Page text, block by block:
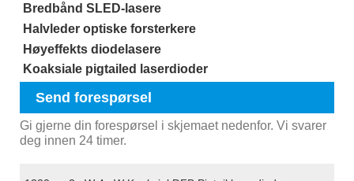
Bredbånd SLED-lasere
Halvleder optiske forsterkere
Høyeffekts diodelasere
Koaksiale pigtailed laserdioder
Send forespørsel
Gi gjerne din forespørsel i skjemaet nedenfor. Vi svarer
deg innen 24 timer.